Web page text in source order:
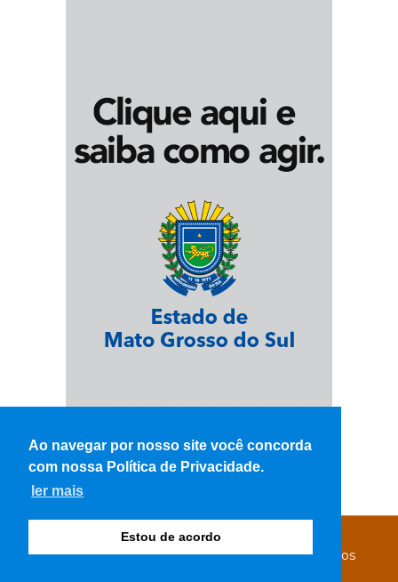
Ao navegar por nosso site você concorda
com nossa Política de Privacidade.
ler mais
Estou de acordo
© Copyright 2026 - WK Notícias - Todos os direitos